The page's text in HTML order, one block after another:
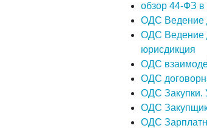
обзор 44-ФЗ в
ОДС Ведение
ОДС Ведение
юрисдикция
ОДС
ОДС
ОДС Закупки.
ОДС
ОДС